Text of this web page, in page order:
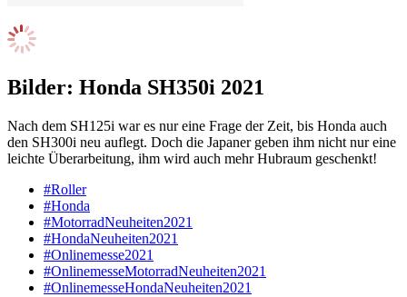
Bilder: Honda SH350i 2021
Nach dem SH125i war es nur eine Frage der Zeit, bis Honda auch
den SH300i neu auflegt. Doch die Japaner geben ihm nicht nur eine
leichte Überarbeitung, ihm wird auch mehr Hubraum geschenkt!
#Roller
#Honda
#MotorradNeuheiten2021
#HondaNeuheiten2021
#Onlinemesse2021
#OnlinemesseMotorradNeuheiten2021
#OnlinemesseHondaNeuheiten2021